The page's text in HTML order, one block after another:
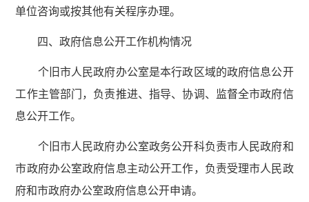
单位咨询或按其他有关程序办理。
四、政府信息公开工作机构情况
个旧市人民政府办公室是本行政区域的政府信息公开
工作主管部门，负责推进、指导、协调、监督全市政府信
息公开工作。
个旧市人民政府办公室政务公开科负责市人民政府和
市政府办公室政府信息主动公开工作，负责受理市人民政
府和市政府办公室政府信息公开申请。